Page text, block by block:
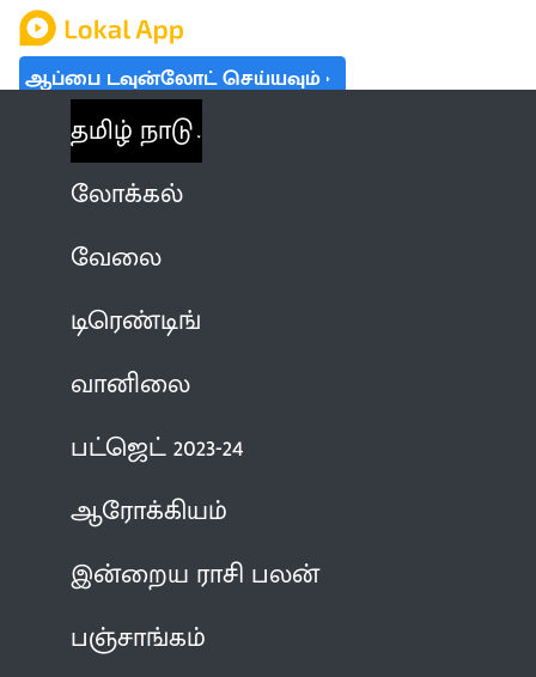
ஆப்பை டவுன்லோட் செய்யவும்
தமிழ் நாடு
லோக்கல்
வேலை
டிரெண்டிங்
வானிலை
பட்ஜெட் 2023-24
ஆரோக்கியம்
இன்றைய ராசி பலன்
பஞ்சாங்கம்